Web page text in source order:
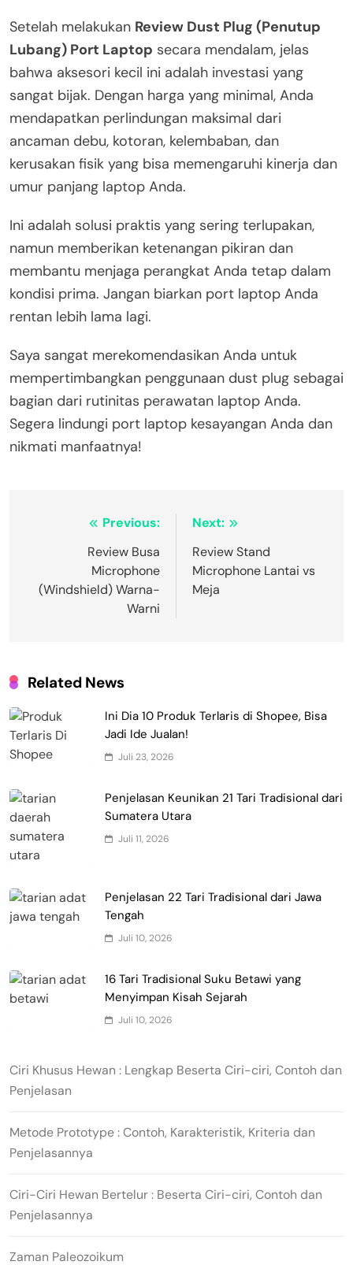
Setelah melakukan Review Dust Plug (Penutup
Lubang) Port Laptop secara mendalam, jelas
bahwa aksesori kecil ini adalah investasi yang
sangat bijak. Dengan harga yang minimal, Anda
mendapatkan perlindungan maksimal dari
ancaman debu, kotoran, kelembaban, dan
kerusakan fisik yang bisa memengaruhi kinerja dan
umur panjang laptop Anda.
Ini adalah solusi praktis yang sering terlupakan,
namun memberikan ketenangan pikiran dan
membantu menjaga perangkat Anda tetap dalam
kondisi prima. Jangan biarkan port laptop Anda
rentan lebih lama lagi.
Saya sangat merekomendasikan Anda untuk
mempertimbangkan penggunaan dust plug sebagai
bagian dari rutinitas perawatan laptop Anda.
Segera lindungi port laptop kesayangan Anda dan
nikmati manfaatnya!
Navigasi Previous:
Review Busa
Microphone
(Windshield) Warna-
Warni
Next:
Review Stand
Microphone Lantai vs
Meja
Related News
Ini Dia 10 Produk Terlaris di Shopee, Bisa
Jadi Ide Jualan!
Juli 23, 2026
Penjelasan Keunikan 21 Tari Tradisional dari
Sumatera Utara
Juli 11, 2026
Penjelasan 22 Tari Tradisional dari Jawa
Tengah
Juli 10, 2026
16 Tari Tradisional Suku Betawi yang
Menyimpan Kisah Sejarah
Juli 10, 2026
Ciri Khusus Hewan : Lengkap Beserta Ciri-ciri, Contoh dan
Penjelasan
Metode Prototype : Contoh, Karakteristik, Kriteria dan
Penjelasannya
Ciri-Ciri Hewan Bertelur : Beserta Ciri-ciri, Contoh dan
Penjelasannya
Zaman Paleozoikum